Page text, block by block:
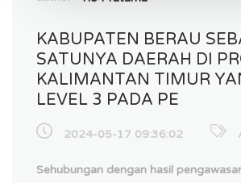
KABUPATEN BERAU
SATUNYA DAERAH DI
KALIMANTAN TIMUR
LEVEL 3 PADA PE
2024-05-17 09:36:02
Sehubungan dengan hasil